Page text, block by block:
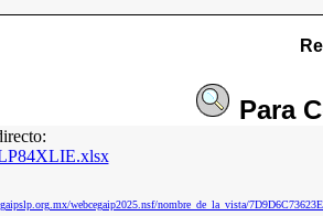
Para
webcegaip2025.nsf/nombre_de_la_vista/